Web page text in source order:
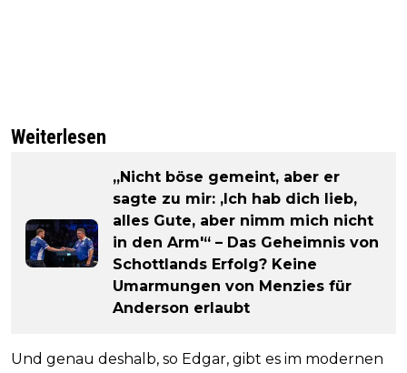
Weiterlesen
„Nicht böse gemeint, aber er
sagte zu mir: ‚Ich hab dich lieb,
alles Gute, aber nimm mich nicht
in den Arm'“ – Das Geheimnis von
Schottlands Erfolg? Keine
Umarmungen von Menzies für
Anderson erlaubt
Und genau deshalb, so Edgar, gibt es im modernen